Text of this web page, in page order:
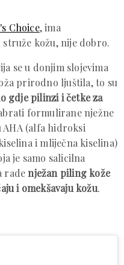
Choice, ima
kožu, nije dobro.
se u donjim slojevima
prirodno ljuštila, to su
gdje pilinzi i četke za
formulirane nježne
AHA (alfa hidroksi
i mliječna kiselina)
je samo salicilna
radenježan piling kože
i omekšavaju kožu.